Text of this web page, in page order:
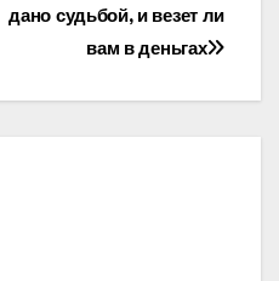
дано судьбой, и везет ли
вам в деньгах